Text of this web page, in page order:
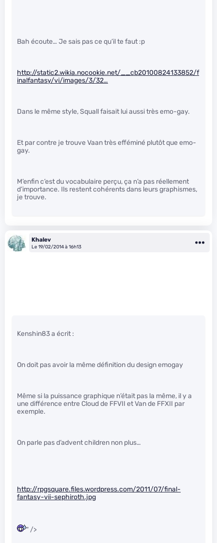
Bah écoute… Je sais pas ce qu’il te faut :p
http://static2.wikia.nocookie.net/__cb20100824133852/f
inalfantasy/vi/images/3/32…
Dans le même style, Squall faisait lui aussi très emo-gay.
Et par contre je trouve Vaan très efféminé plutôt que emo-
gay.
M’enfin c’est du vocabulaire perçu, ça n’a pas réellement
d’importance. Ils restent cohérents dans leurs graphismes,
je trouve.
Khalev
Le 19/02/2014 à 16h13
Kenshin83 a écrit :
On doit pas avoir la même définition du design emogay
Même si la puissance graphique n’était pas la même, il y a
une différence entre Cloud de FFVII et Van de FFXII par
exemple.
On parle pas d’advent children non plus…
http://rpgsquare.files.wordpress.com/2011/07/final-
fantasy-vii-sephiroth.jpg
" />